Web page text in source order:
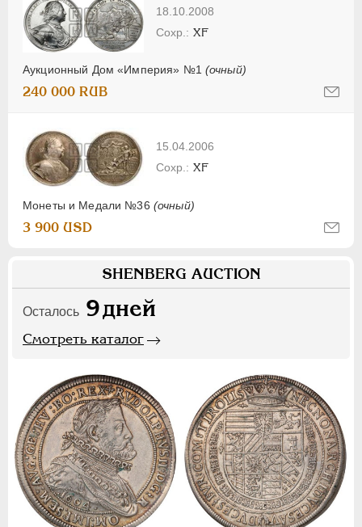
18.10.2008
Аукционный Дом «Империя» №1 (очный)
XF
240 000 RUB
15.04.2006
Монеты и Медали №36 (очный)
XF
3 900 USD
SHENBERG AUCTION
Осталось 9дней
Смотреть каталог